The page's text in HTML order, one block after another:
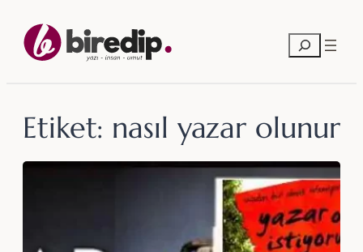
geç
Ara
Etiket: nasıl yazar olunur